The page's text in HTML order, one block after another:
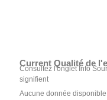
Current Qualité de
Consultez l'onglet Info
signifient
Aucune donnée disponible